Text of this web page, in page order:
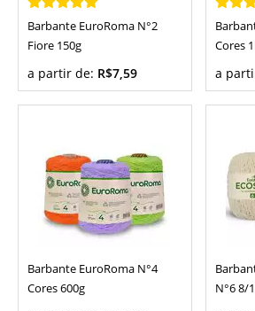
Barbante EuroRoma N°2
Fiore 150g
a partir de: R$7,59
Cores
a
Barbante EuroRoma N°4
Cores 600g
N°6 8/